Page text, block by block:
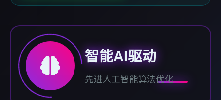
智能AI驱动
先进人工智能算法优化